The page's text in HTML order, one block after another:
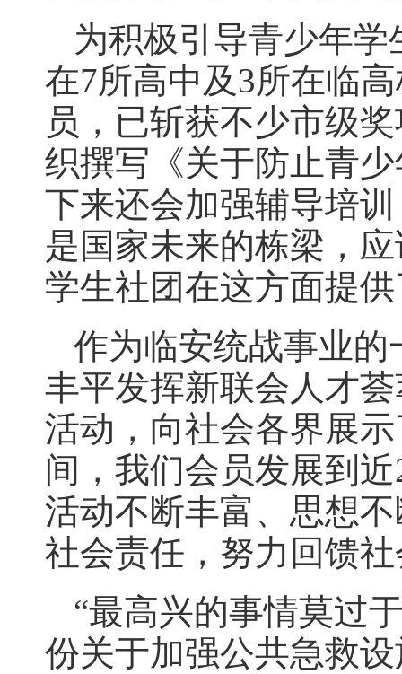
为积极引导青少年
在7所高中及3所在临
员，已斩获不少市级
织撰写《关于防止青
下来还会加强辅导培
是国家未来的栋梁，
学生社团在这方面提
作为临安统战事业的
丰平发挥新联会人才
活动，向社会各界展
间，我们会员发展到
活动不断丰富、思想
社会责任，努力回馈
“最高兴的事情莫过
份关于加强公共急救